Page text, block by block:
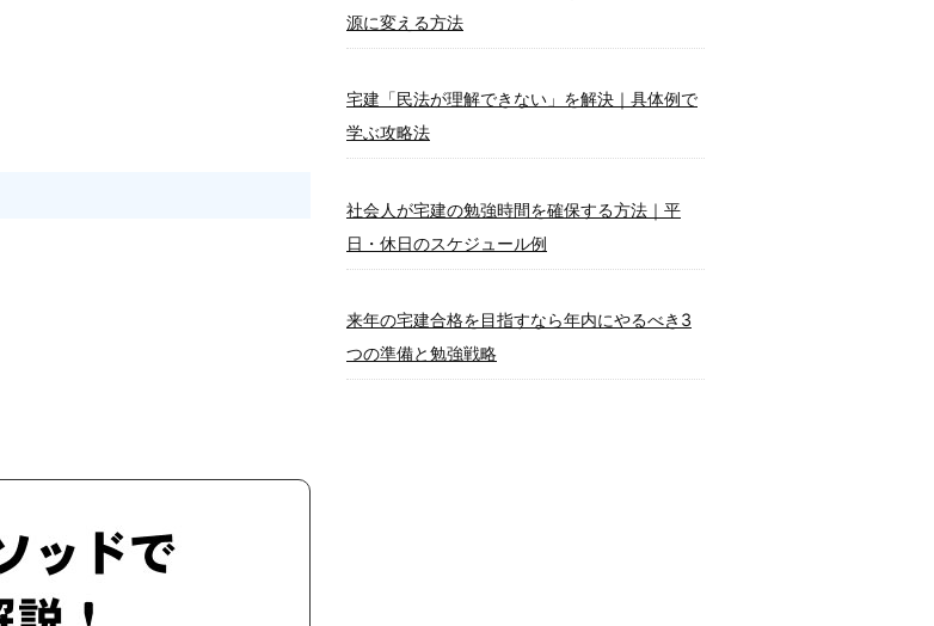
源に変える方法
宅建「民法が理解できない」を解決｜具体例で
学ぶ攻略法
社会人が宅建の勉強時間を確保する方法｜平
日・休日のスケジュール例
来年の宅建合格を目指すなら年内にやるべき3
つの準備と勉強戦略